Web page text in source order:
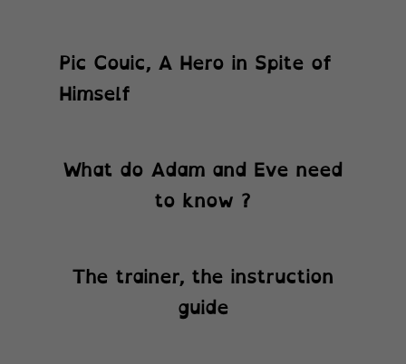
Pic Couic, A Hero in Spite of
Himself
What do Adam and Eve need
to know ?
The trainer, the instruction
guide